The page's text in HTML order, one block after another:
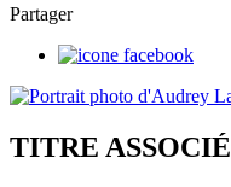
Partager
TITRE ASSOCIÉ